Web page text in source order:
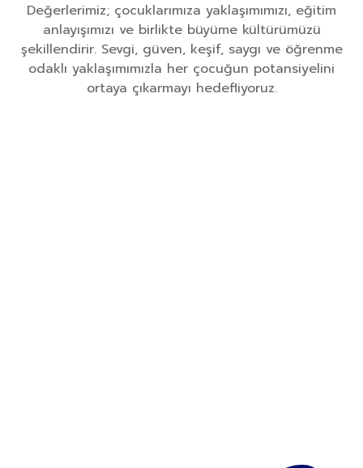
Değerlerimiz; çocuklarımıza yaklaşımımızı, eğitim
anlayışımızı ve birlikte büyüme kültürümüzü
şekillendirir. Sevgi, güven, keşif, saygı ve öğrenme
odaklı yaklaşımımızla her çocuğun potansiyelini
ortaya çıkarmayı hedefliyoruz.